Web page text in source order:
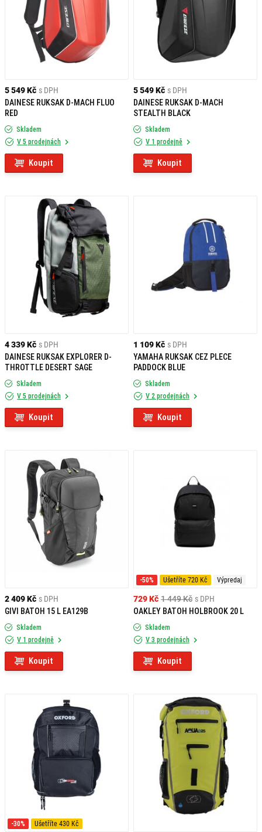
5 549 Kč s DPH
DAINESE RUKSAK D-MACH FLUO
RED
Skladem
V 5 prodejnách
Koupit
5 549 Kč s DPH
DAINESE RUKSAK D-MACH
STEALTH BLACK
Skladem
V 1 prodejně
Koupit
4 339 Kč s DPH
DAINESE RUKSAK EXPLORER D-
THROTTLE DESERT SAGE
Skladem
V 5 prodejnách
Koupit
1 109 Kč s DPH
YAMAHA RUKSAK CEZ PLECE
PADDOCK BLUE
Skladem
V 2 prodejnách
Koupit
2 409 Kč s DPH
GIVI BATOH 15 L EA129B
Skladem
V 1 prodejně
Koupit
-50% Ušetříte 720 Kč Výpredaj
1 449 Kč
729 Kč
s DPH
OAKLEY BATOH HOLBROOK 20 L
Skladem
V 3 prodejnách
Koupit
-30% Ušetříte 430 Kč